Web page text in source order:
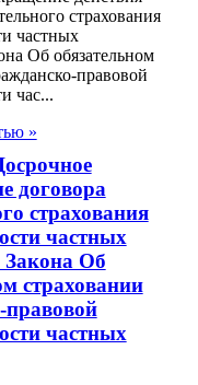
страхования
частных
Об обязательном
правовой
час...
»
договора
страхования
частных
Закона Об
страховании
правовой
частных